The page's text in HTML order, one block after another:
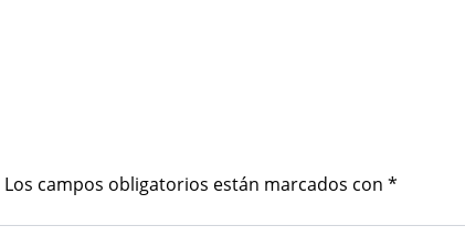
Los campos obligatorios están marcados con *